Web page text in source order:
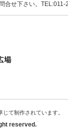
合せ下さい。
て制作されています。
reserved.